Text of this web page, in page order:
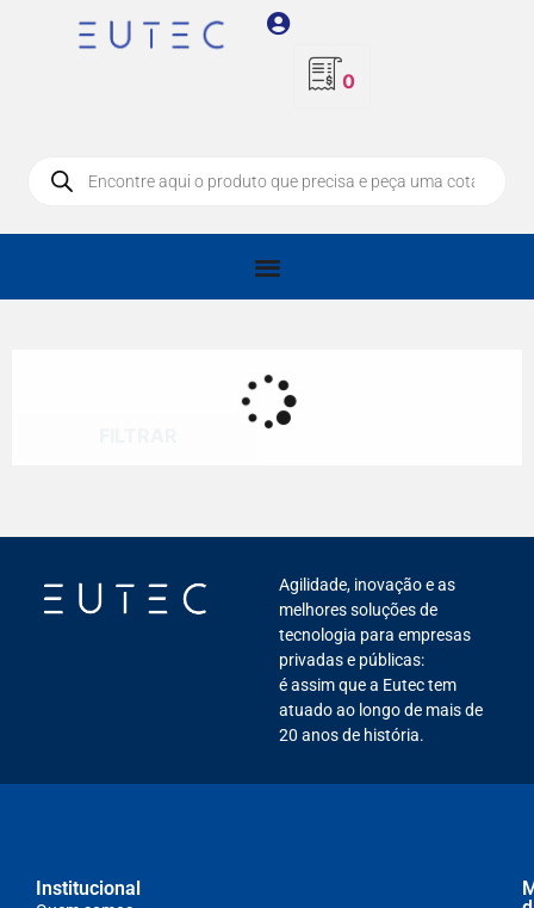
0
Agilidade, inovação e as
melhores soluções de
tecnologia para empresas
privadas e públicas:
é assim que a Eutec tem
atuado ao longo de mais de
20 anos de história.
Institucional